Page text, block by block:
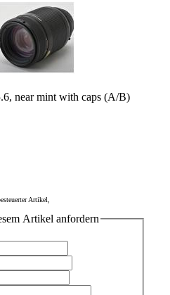
near mint with caps (A/B)
Artikel,
Artikel anfordern